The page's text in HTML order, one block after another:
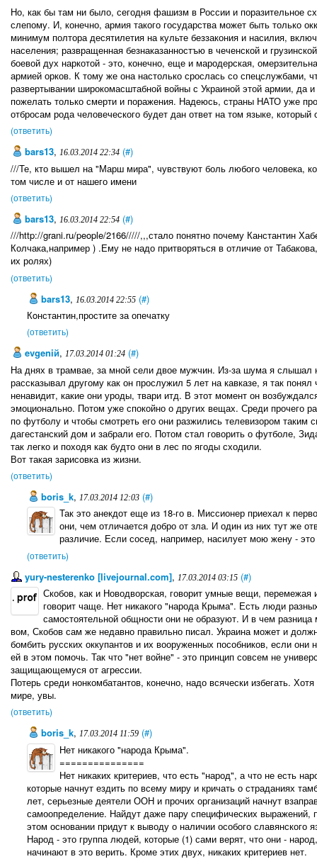
Но, как бы там ни было, сегодня фашизм в России и поразительное
слепому. И, конечно, армия такого государства может быть только
минимум полтора десятилетия на культе беззакония и насилия,
населения; развращенная безнаказанностъю в чеченской и
боевой дух наркотой - это, конечно, еще и мародерская,
армией орков. К тому же она настолько срослась со спецслужбами,
развертывании широкомасштабной войны с Украиной этой армии, да
пожелать только смерти и поражения. Надеюсь, страны НАТО уже
отбросам рода человеческого будет дан ответ на том языке,
(ответить)
bars13, 16.03.2014 22:34 (#)
///Те, кто вышел на "Марш мира", чувствуют боль любого человека,
том числе и от нашего имени
(ответить)
bars13, 16.03.2014 22:54 (#)
///http://grani.ru/people/2166/////,,,стало понятно почему Канстантин
Колчака,например ) .Ему не надо притворяться в отличие от
их ролях)
(ответить)
bars13, 16.03.2014 22:55 (#)
Кoнстантин,простите за опечатку
(ответить)
evgeniй, 17.03.2014 01:24 (#)
На днях в трамвае, за мной сели двое мужчин. Из-за шума я слышал
рассказывал другому как он прослужил 5 лет на кавказе, я так
ненавидит, какие они уроды, твари итд. В этот момент он
эмоционально. Потом уже спокойно о других вещах. Среди прочего
по футболу и чтобы смотреть его они разжились телевизором
дагестанский дом и забрали его. Потом стал говорить о футболе,
так легко и походя как будто они в лес по ягоды сходили.
Вот такая зарисовка из жизни.
(ответить)
boris_k, 17.03.2014 12:03 (#)
Так это анекдот еще из 18-го в. Миссионер приехал к
они, чем отличается добро от зла. И один из них тут же
различие. Если сосед, например, насилует мою жену -
(ответить)
yury-nesterenko [livejournal.com], 17.03.2014 03:15 (#)
Скобов, как и Новодворская, говорит умные вещи, перемежая
говорит чаще. Нет никакого "народа Крыма". Есть люди
самостоятельной общности они не образуют. И в чем
вом, Скобов сам же недавно правильно писал. Украина может и
бомбить русских оккупантов и их вооруженных пособников, если
ей в этом помочь. Так что "нет войне" - это принцип совсем не
защищающемуся от агрессии.
Потерь среди нонкомбатантов, конечно, надо всячески избегать.
мире, увы.
(ответить)
boris_k, 17.03.2014 11:59 (#)
Нет никакого "народа Крыма".
===============
Нет никаких критериев, что есть "народ", а что не есть
которые начнут ездить по всему миру и кричать о страданиях
лет, серьезные деятели ООН и прочих организаций начнут
самоопределение. Найдут даже пару специфических выражений,
этом основании придут к выводу о наличии особого славянского
Народ - это группа людей, которые (1) сами верят, что они -
начинают в это верить. Кроме этих двух, никаких критериев нет.